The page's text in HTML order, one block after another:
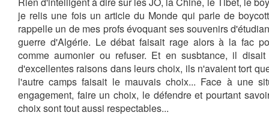
je relis une fois un article du Monde qui parle de
rappelle un de mes profs évoquant ses souvenirs
guerre d'Algérie. Le débat faisait rage alors à la fac
comme aumonier ou refuser. Et en susbtance, il
d'excellentes raisons dans leurs choix, ils n'avaient tort
l'autre camps faisait le mauvais choix... Face à une
engagement, faire un choix, le défendre et pourtant
choix sont tout aussi respectables...